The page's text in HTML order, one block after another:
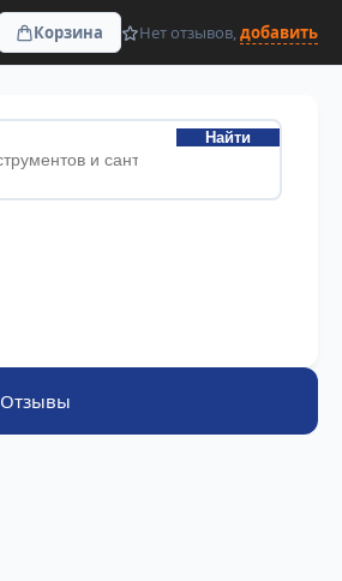
Корзина Нет отзывов,добавить
Найти
Отзывы